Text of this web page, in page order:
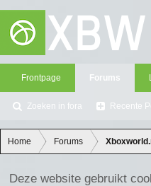
Frontpage Forums
Zoeken in fora Recente
Home Forums
Deze website gebruikt